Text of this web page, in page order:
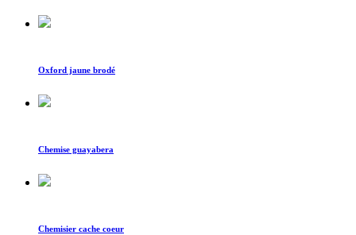
Oxford jaune brodé
Chemise guayabera
Chemisier cache coeur